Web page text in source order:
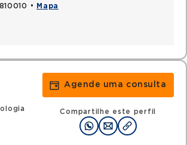
• Mapa
Agende uma consulta
Compartilhe este perfil